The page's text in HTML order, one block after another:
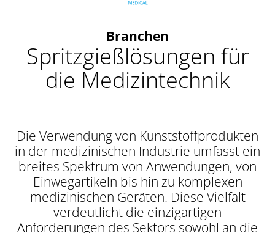
Spritzgießlösungen für
die Medizintechnik
Branchen
Die Verwendung von Kunststoffprodukten
in der medizinischen Industrie umfasst ein
breites Spektrum von Anwendungen, von
Einwegartikeln bis hin zu komplexen
medizinischen Geräten. Diese Vielfalt
verdeutlicht die einzigartigen
Anforderungen des Sektors sowohl an die